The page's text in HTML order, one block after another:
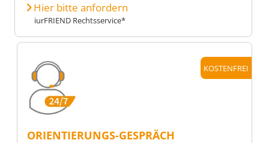
Hier bitte anfordern
iurFRIEND Rechtsservice*
KOSTENFREI
ORIENTIERUNGS-GESPRÄCH